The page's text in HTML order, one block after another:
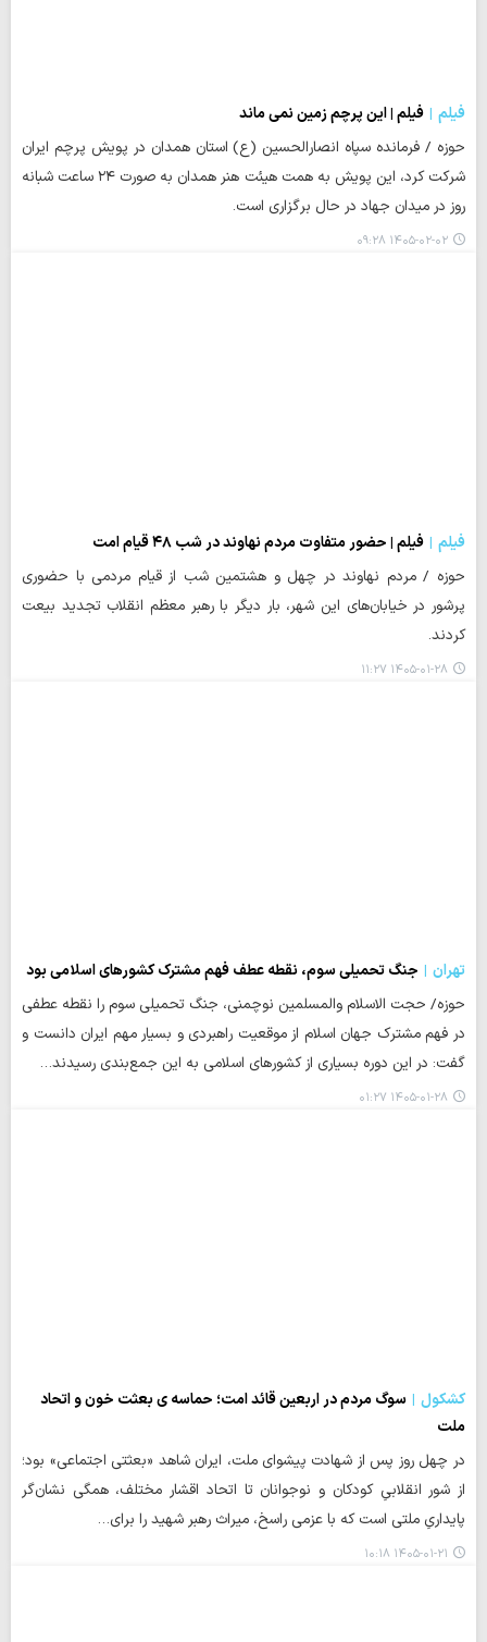
فیلم
فیلم | این پرچم زمین نمی ماند
حوزه / فرمانده سپاه انصارالحسین (ع) استان همدان در پویش پرچم ایران
شرکت کرد، این پویش به همت هیئت هنر همدان به صورت ۲۴ ساعت شبانه
روز در میدان جهاد در حال برگزاری است.
۱۴۰۵-۰۲-۰۲ ۰۹:۲۸
فیلم
فیلم | حضور متفاوت مردم نهاوند در شب ۴۸ قیام امت
حوزه / مردم نهاوند در چهل و هشتمین شب از قیام مردمی با حضوری
پرشور در خیابان‌های این شهر، بار دیگر با رهبر معظم انقلاب تجدید بیعت
کردند.
۱۴۰۵-۰۱-۲۸ ۱۱:۲۷
تهران
جنگ تحمیلی سوم، نقطه عطف فهم مشترک کشورهای اسلامی بود
حوزه/ حجت الاسلام والمسلمین نوچمنی، جنگ تحمیلی سوم را نقطه عطفی
در فهم مشترک جهان اسلام از موقعیت راهبردی و بسیار مهم ایران دانست و
گفت: در این دوره بسیاری از کشورهای اسلامی به این جمع‌بندی رسیدند…
۱۴۰۵-۰۱-۲۸ ۰۱:۲۷
کشکول
سوگ مردم در اربعین قائد امت؛ حماسه ی بعثت خون و اتحاد
ملت
در چهل روز پس از شهادت پیشوای ملت، ایران شاهد «بعثتی اجتماعی» بود؛
از شور انقلابیِ کودکان و نوجوانان تا اتحاد اقشار مختلف، همگی نشان‌گر
پایداریِ ملتی است که با عزمی راسخ، میراث رهبر شهید را برای…
۱۴۰۵-۰۱-۲۱ ۱۰:۱۸